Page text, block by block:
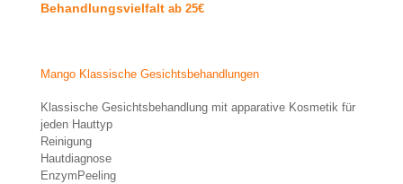
Behandlungsvielfalt ab 25€
Mango Klassische Gesichtsbehandlungen
Klassische Gesichtsbehandlung mit apparative Kosmetik für
jeden Hauttyp
Reinigung
Hautdiagnose
EnzymPeeling